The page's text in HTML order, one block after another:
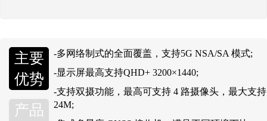
主要
优势
产品
-多网络制式的全面覆盖，支持5G NSA/SA 模式;
-显示屏最高支持QHD+ 3200×1440;
-支持双摄功能，最高可支持 4 路摄像头，最大支持
24M;